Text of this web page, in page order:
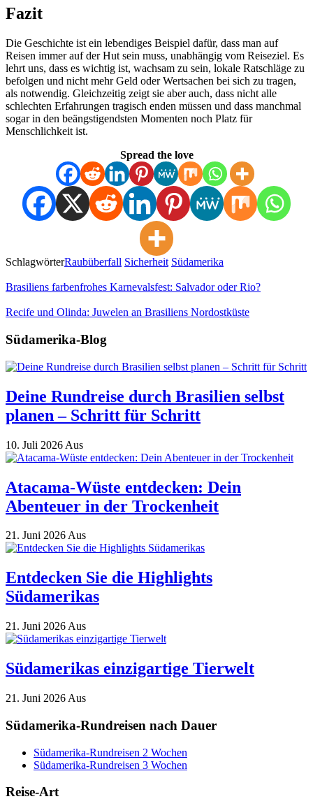
Fazit
Die Geschichte ist ein lebendiges Beispiel dafür, dass man auf
Reisen immer auf der Hut sein muss, unabhängig vom Reiseziel. Es
lehrt uns, dass es wichtig ist, wachsam zu sein, lokale Ratschläge zu
befolgen und nicht mehr Geld oder Wertsachen bei sich zu tragen,
als notwendig. Gleichzeitig zeigt sie aber auch, dass nicht alle
schlechten Erfahrungen tragisch enden müssen und dass manchmal
sogar in den beängstigendsten Momenten noch Platz für
Menschlichkeit ist.
Spread the love
SchlagwörterRaubüberfall Sicherheit Südamerika
Brasiliens farbenfrohes Karnevalsfest: Salvador oder Rio?
Recife und Olinda: Juwelen an Brasiliens Nordostküste
Südamerika-Blog
Deine Rundreise durch Brasilien selbst
planen – Schritt für Schritt
10. Juli 2026 Aus
Atacama-Wüste entdecken: Dein
Abenteuer in der Trockenheit
21. Juni 2026Aus
Entdecken Sie die Highlights
Südamerikas
21. Juni 2026 Aus
Südamerikas einzigartige Tierwelt
21. Juni 2026 Aus
Südamerika-Rundreisen nach Dauer
Südamerika-Rundreisen 2 Wochen
Südamerika-Rundreisen 3 Wochen
Reise-Art